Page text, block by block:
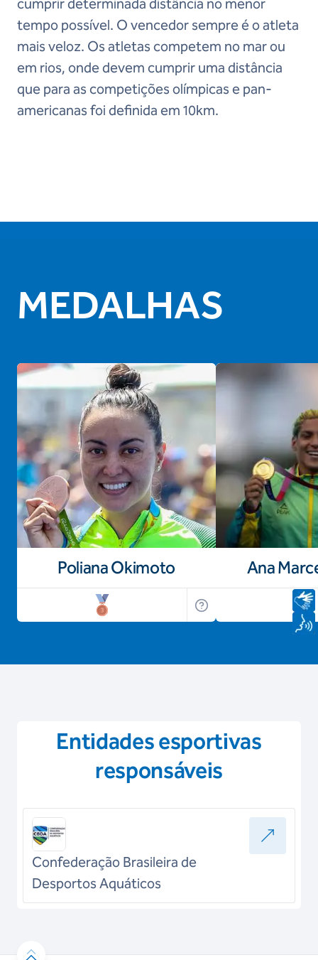
cumprir determinada distância no menor
tempo possível. O vencedor sempre é o atleta
mais veloz. Os atletas competem no mar ou
em rios, onde devem cumprir uma distância
que para as competições olímpicas e pan-
americanas foi definida em 10km.
MEDALHAS
Poliana Okimoto Ana
Entidades esportivas
responsáveis
Confederação Brasileira de
Desportos Aquáticos